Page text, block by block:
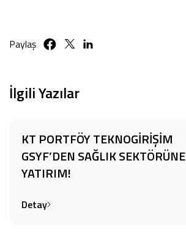
Paylaş
İlgili Yazılar
KT PORTFÖY TEKNOGİRİŞİM
GSYF’DEN SAĞLIK SEKTÖRÜNE
YATIRIM!
Detay